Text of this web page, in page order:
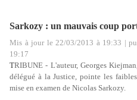
Sarkozy : un mauvais coup
Mis à jour le 22/03/2013 à 19:33 |
19:17
TRIBUNE - L'auteur, Georges
délégué à la Justice, pointe les
mise en examen de Nicolas Sarkozy.